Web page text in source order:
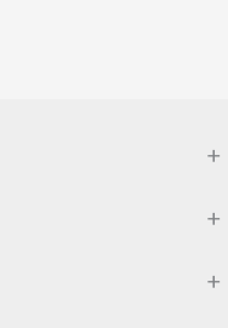
+
+
+